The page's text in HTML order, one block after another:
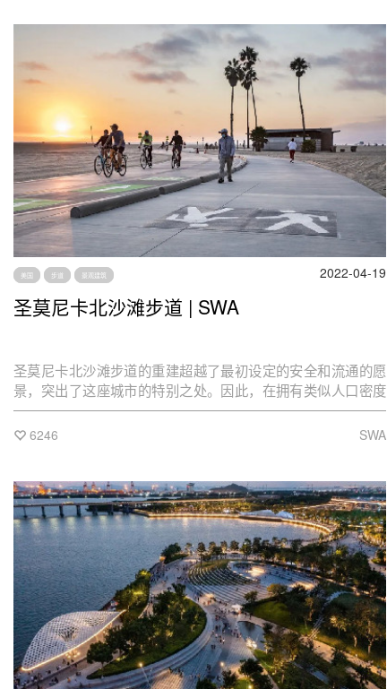
美国 步道 景观建筑 2022-04-19
圣莫尼卡北沙滩步道 | SWA
圣莫尼卡北沙滩步道的重建超越了最初设定的安全和流通的愿
景，突出了这座城市的特别之处。因此，在拥有类似人口密度
的地区，圣莫尼卡北沙滩步道可以作为进一步干预措施的范
例。6246 SWA